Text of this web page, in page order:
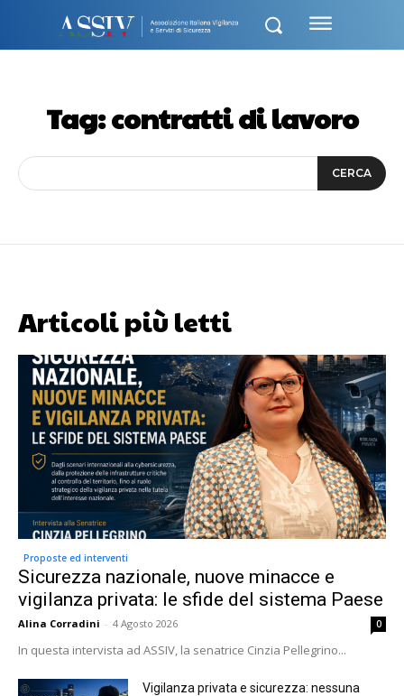
Tag:contratti di lavoro
CERCA
Articoli più letti
Proposte ed interventi
Sicurezza nazionale, nuove minacce e
vigilanza privata: le sfide del sistema Paese
Alina Corradini - 4 Agosto 2026 0
In questa intervista ad ASSIV, la senatrice Cinzia Pellegrino...
Vigilanza privata e sicurezza: nessuna